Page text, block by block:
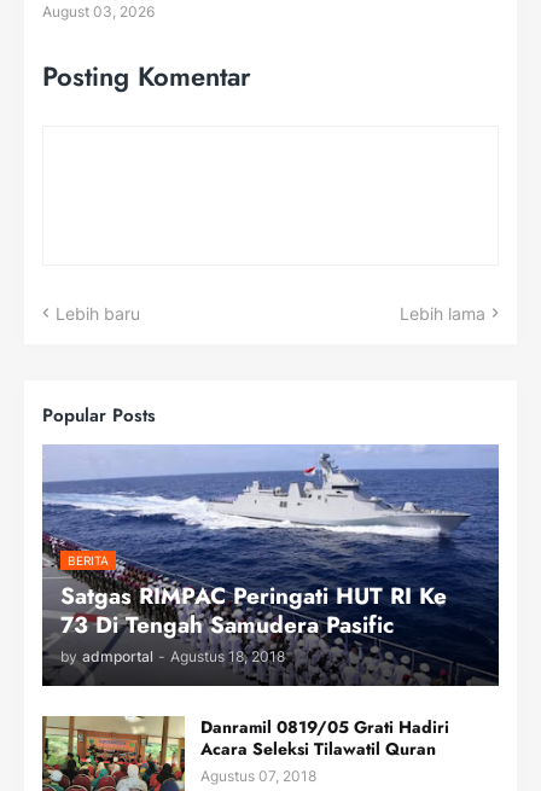
August 03, 2026
Posting Komentar
Lebih baru Lebih lama
Popular Posts
BERITA
Satgas RIMPAC Peringati HUT RI Ke
73 Di Tengah Samudera Pasific
by admportal - Agustus 18, 2018
Danramil 0819/05 Grati Hadiri
Acara Seleksi Tilawatil Quran
Agustus 07, 2018